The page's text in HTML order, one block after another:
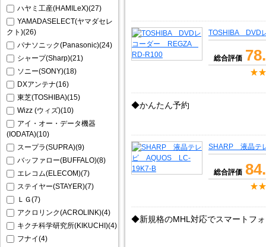
ハヤミ工産(HAMILeX)(27)
YAMADASELECT(ヤマダセレ
クト)(26)
パナソニック(Panasonic)(24)
シャープ(Sharp)(21)
ソニー(SONY)(18)
DXアンテナ(16)
東芝(TOSHIBA)(15)
Wizz (ウィズ)(10)
アイ・オー・データ機器
(IODATA)(10)
スープラ(SUPRA)(9)
バッファロー(BUFFALO)(8)
エレコム(ELECOM)(7)
ステイヤー(STAYER)(7)
ＬＧ(7)
アクロリンク(ACROLINK)(4)
キクチ科学研究所(KIKUCHI)(4)
フナイ(4)
TOSHIBA DVD
総合評価
◆かんたん予約
SHARP 液晶テ
総合評価
◆新規格のMHL対応でスマートフ